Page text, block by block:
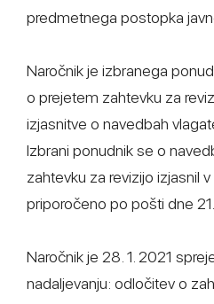
predmetnega postopka
Naročnik je izbranega
o prejetem zahtevku za
izjasnitve o navedbah
Izbrani ponudnik se o
zahtevku za revizijo izjasnil
priporočeno po pošti dne 21.
Naročnik je 28. 1. 2021
nadaljevanju: odločitev o